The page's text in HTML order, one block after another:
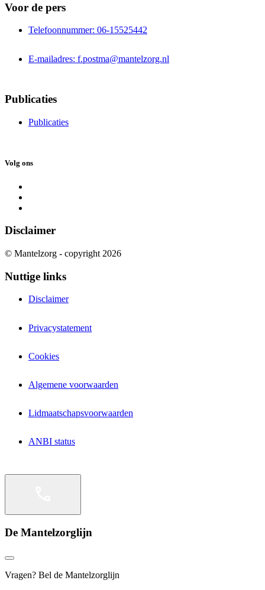
Voor de pers
Telefoonnummer: 06-15525442
E-mailadres: f.postma@mantelzorg.nl
Publicaties
Publicaties
Volg ons
Disclaimer
© Mantelzorg - copyright 2026
Nuttige links
Disclaimer
Privacystatement
Cookies
Algemene voorwaarden
Lidmaatschapsvoorwaarden
ANBI status
De Mantelzorglijn
Vragen? Bel de Mantelzorglijn